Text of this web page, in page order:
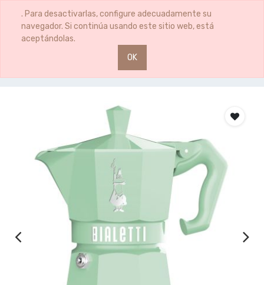
. Para desactivarlas, configure adecuadamente su
navegador. Si continúa usando este sitio web, está
aceptándolas.
OK
0 0
CAFETERA MOKA EXC VERDE 3TZ